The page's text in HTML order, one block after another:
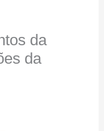
da
da